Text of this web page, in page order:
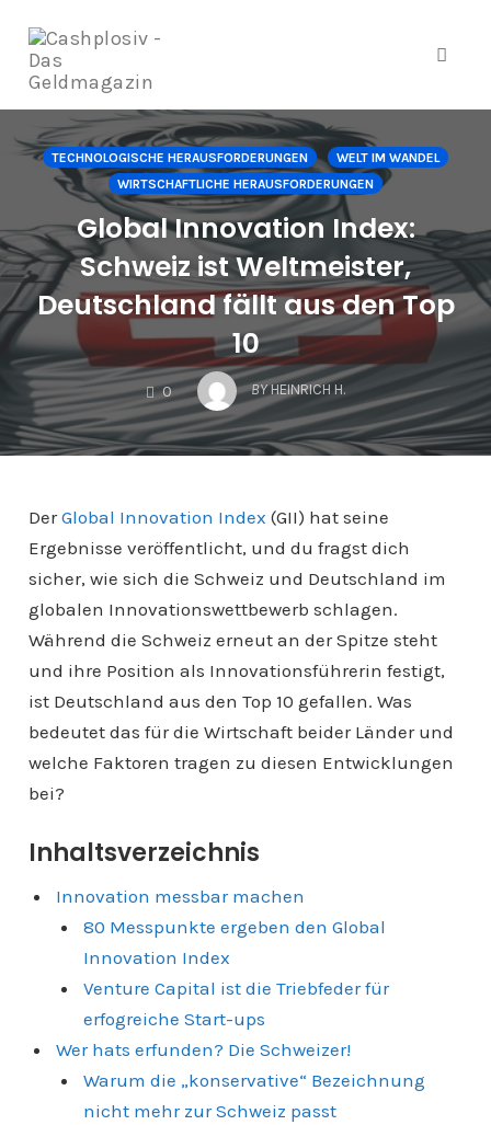
Inhalt
springen
TECHNOLOGISCHE HERAUSFORDERUNGEN
WELT IM WANDEL
WIRTSCHAFTLICHE HERAUSFORDERUNGEN
Global Innovation Index:
Schweiz ist Weltmeister,
Deutschland fällt aus den Top
10
0
COMMENTS
BY HEINRICH H.
DerGlobal Innovation Index (GII) hat seine
Ergebnisse veröffentlicht, und du fragst dich
sicher, wie sich die Schweiz und Deutschland im
globalen Innovationswettbewerb schlagen.
Während die Schweiz erneut an der Spitze steht
und ihre Position als Innovationsführerin festigt,
ist Deutschland aus den Top 10 gefallen. Was
bedeutet das für die Wirtschaft beider Länder und
welche Faktoren tragen zu diesen Entwicklungen
bei?
Inhaltsverzeichnis
Innovation messbar machen
80 Messpunkte ergeben den Global
Innovation Index
Venture Capital ist die Triebfeder für
erfogreiche Start-ups
Wer hats erfunden? Die Schweizer!
Warum die „konservative“ Bezeichnung
nicht mehr zur Schweiz passt